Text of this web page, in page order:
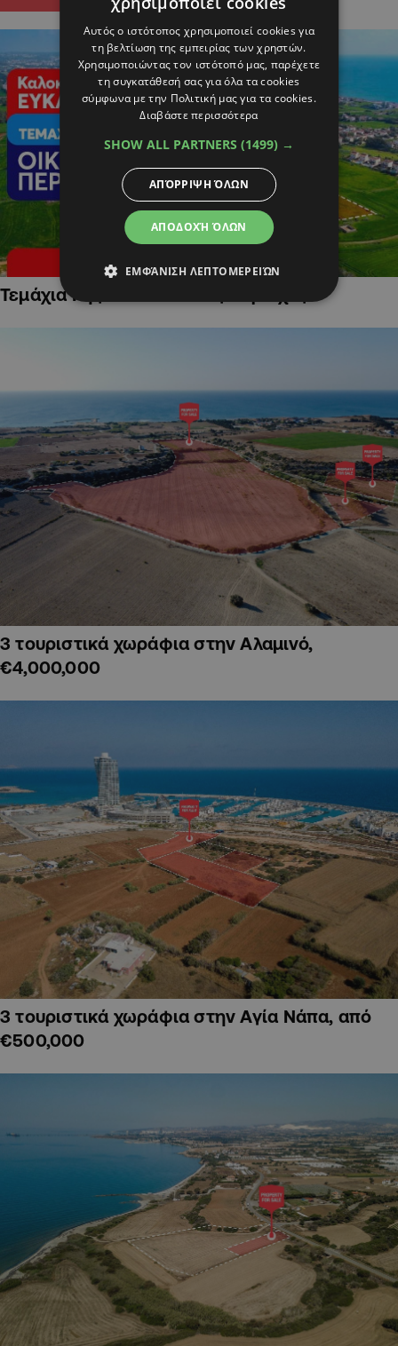
Τεμάχια Γης σε Οικιστικές Περιοχές
3 τουριστικά χωράφια στην Αλαμινό,
€4,000,000
3 τουριστικά χωράφια στην Αγία Νάπα, από
€500,000
Αυτός ο ιστότοπος χρησιμοποιεί cookies για
τη βελτίωση της εμπειρίας των χρηστών.
Χρησιμοποιώντας τον ιστότοπό μας, παρέχετε
τη συγκατάθεσή σας για όλα τα cookies
σύμφωνα με την Πολιτική μας για τα cookies.
Διαβάστε περισσότερα
SHOW ALL PARTNERS (1499) →
ΑΠΟΔΟΧΉ ΌΛΩΝ
ΑΠΌΡΡΙΨΗ ΌΛΩΝ
ΕΜΦΆΝΙΣΗ ΛΕΠΤΟΜΕΡΕΙΏΝ